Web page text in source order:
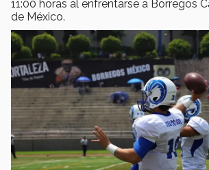
11:00 horas al enfrentarse a Borregos
de México.